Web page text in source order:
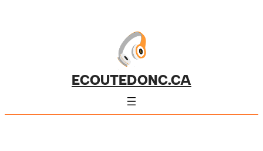
ECOUTEDONC.CA